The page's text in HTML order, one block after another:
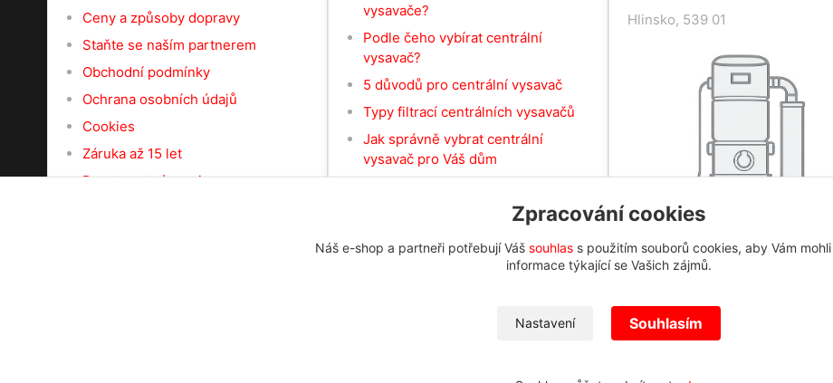
Ceny a způsoby dopravy
Staňte se naším partnerem
Obchodní podmínky
Ochrana osobních údajů
Cookies
Záruka až 15 let
Bezstarostný servis
vysavače?
Podle čeho vybírat centrální
vysavač?
5 důvodů pro centrální vysavač
Typy filtrací centrálních vysavačů
Jak správně vybrat centrální
vysavač pro Váš dům
Hlinsko, 539 01
Zpracování cookies
Náš e-shop a partneři potřebují Váš souhlass použitím souborů cookies, aby Vám
informace týkající se Vašich zájmů.
Nastavení Souhlasím